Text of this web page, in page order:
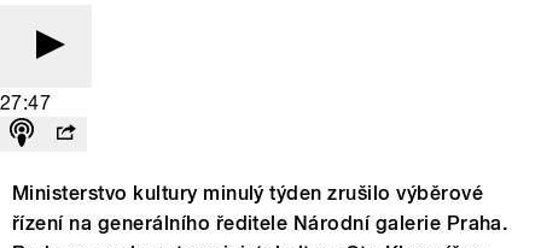
27:47
Ministerstvo kultury minulý týden zrušilo výběrové
řízení na generálního ředitele Národní galerie Praha.